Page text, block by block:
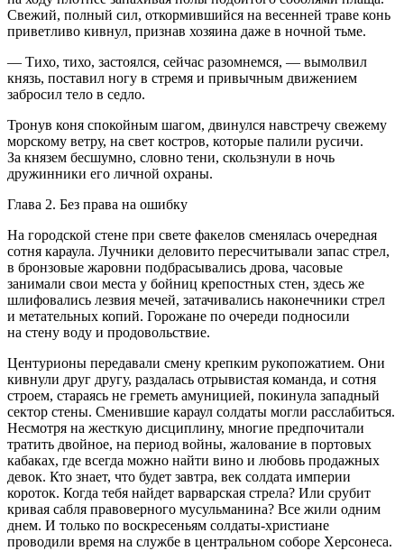
Свежий, полный сил, откормившийся на весенней траве конь
приветливо кивнул, признав хозяина даже в ночной тьме.
— Тихо, тихо, застоялся, сейчас разомнемся, — вымолвил
князь, поставил ногу в стремя и привычным движением
забросил тело в седло.
Тронув коня спокойным шагом, двинулся навстречу свежему
морскому ветру, на свет костров, которые палили русичи.
За князем бесшумно, словно тени, скользнули в ночь
дружинники его личной охраны.
Глава 2. Без права на ошибку
На городской стене при свете факелов сменялась очередная
сотня караула. Лучники деловито пересчитывали запас стрел,
в бронзовые жаровни подбрасывались дрова, часовые
занимали свои места у бойниц крепостных стен, здесь же
шлифовались лезвия мечей, затачивались наконечники стрел
и метательных копий. Горожане по очереди подносили
на стену воду и продовольствие.
Центурионы передавали смену крепким рукопожатием. Они
кивнули друг другу, раздалась отрывистая команда, и сотня
строем, стараясь не греметь амуницией, покинула западный
сектор стены. Сменившие караул солдаты могли расслабиться.
Несмотря на жесткую дисциплину, многие предпочитали
тратить двойное, на период войны, жалование в портовых
кабаках, где всегда можно найти вино и любовь продажных
девок. Кто знает, что будет завтра, век солдата империи
короток. Когда тебя найдет варварская стрела? Или срубит
кривая сабля правоверного мусульманина? Все жили одним
днем. И только по воскресеньям солдаты-христиане
проводили время на службе в центральном соборе Херсонеса.